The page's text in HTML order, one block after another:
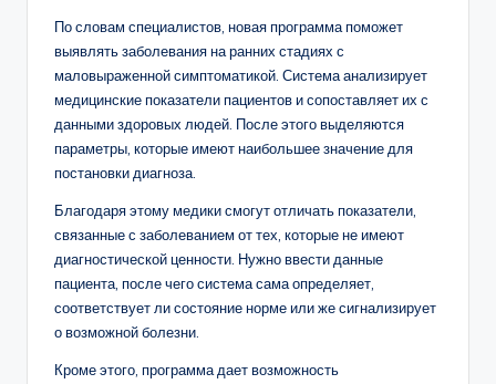
По словам специалистов, новая программа поможет
выявлять заболевания на ранних стадиях с
маловыраженной симптоматикой. Система анализирует
медицинские показатели пациентов и сопоставляет их с
данными здоровых людей. После этого выделяются
параметры, которые имеют наибольшее значение для
постановки диагноза.
Благодаря этому медики смогут отличать показатели,
связанные с заболеванием от тех, которые не имеют
диагностической ценности. Нужно ввести данные
пациента, после чего система сама определяет,
соответствует ли состояние норме или же сигнализирует
о возможной болезни.
Кроме этого, программа дает возможность